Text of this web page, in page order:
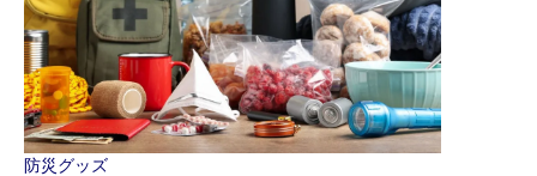
防災グッズ